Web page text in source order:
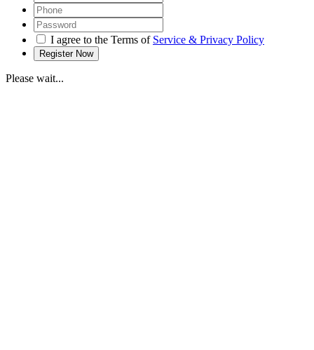
I agree to the Terms of Service & Privacy Policy
Please wait...